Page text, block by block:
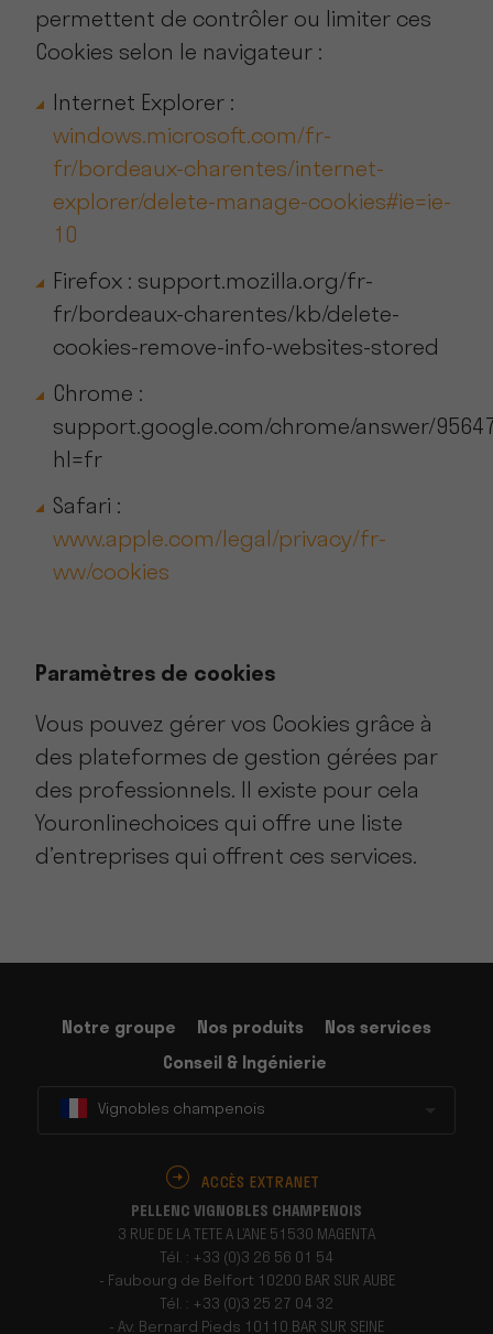
permettent de contrôler ou limiter ces
Cookies selon le navigateur :
Internet Explorer :
windows.microsoft.com/fr-
fr/bordeaux-charentes/internet-
explorer/delete-manage-cookies#ie=ie-
10
Firefox : support.mozilla.org/fr-
fr/bordeaux-charentes/kb/delete-
cookies-remove-info-websites-stored
Chrome :
support.google.com/chrome/answer/
hl=fr
Safari :
www.apple.com/legal/privacy/fr-
ww/cookies
Paramètres de cookies
Vous pouvez gérer vos Cookies grâce à
des plateformes de gestion gérées par
des professionnels. Il existe pour cela
Youronlinechoices qui offre une liste
d’entreprises qui offrent ces services.
Notre groupe Nos produits
Nos services
Conseil & Ingénierie
Vignobles champenois
ACCÈS EXTRANET
PELLENC VIGNOBLES CHAMPENOIS
3 RUE DE LA TETE A L’ANE 51530 MAGENTA
Tél. : +33 (0)3 26 56 01 54
- Faubourg de Belfort 10200 BAR SUR AUBE
Tél. : +33 (0)3 25 27 04 32
- Av. Bernard Pieds 10110 BAR SUR SEINE